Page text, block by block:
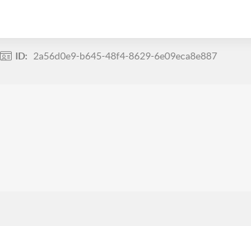
ID: 2a56d0e9-b645-48f4-8629-6e09eca8e887